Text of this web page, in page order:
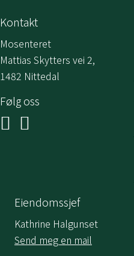
Kontakt
Mosenteret
Mattias Skytters vei 2,
1482 Nittedal
Følg oss
Eiendomssjef
Kathrine Halgunset
Send meg en mail